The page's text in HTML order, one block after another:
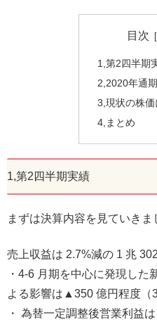
目次
1,第2四半期
2,2020年通
3,現状の株価
4,まとめ
1,第2四半期実績
まずは決算内容を見ていきま
売上収益は 2.7%減の 1 兆
・4-6 ⽉期を中⼼に発現した
よる影響は▲350 億円程度（3
・ 為替⼀定調整後営業利益